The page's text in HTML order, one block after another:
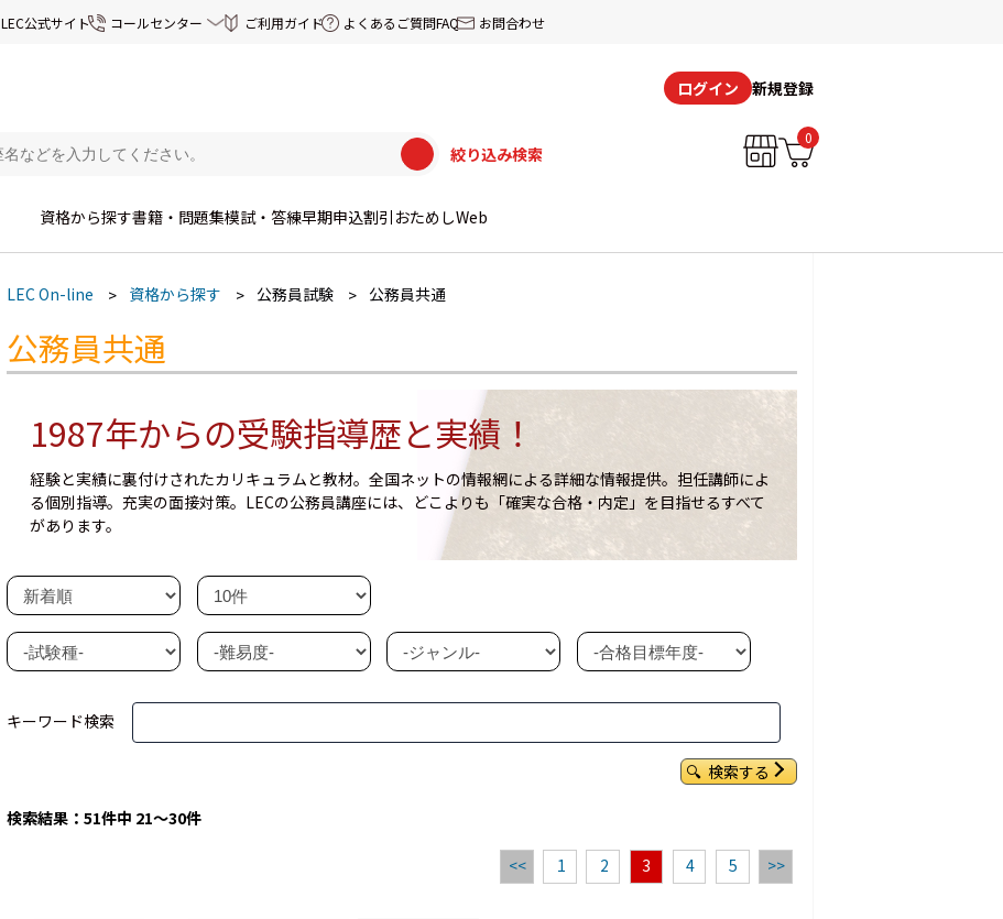
LEC公式サイト コールセンター ご利用ガイド よくあるご質問FAQ お問合わせ
ログイン 新規登録
絞り込み検索
0
資格から探す書籍・問題集模試・答練早期申込割引 おためしWeb
LEC On-line 資格から探す 公務員試験 公務員共通
公務員共通
1987年からの受験指導歴と実績！
経験と実績に裏付けされたカリキュラムと教材。全国ネットの情報網による詳細な情報提供。担任講師によ
る個別指導。充実の面接対策。LECの公務員講座には、どこよりも「確実な合格・内定」を目指せるすべて
があります。
キーワード検索
検索する
検索結果：51件中 21～30件
<< 1 2 3 4 5 >>